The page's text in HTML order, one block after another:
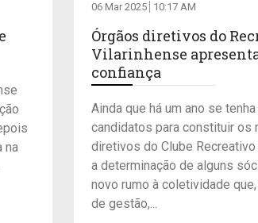
na
06 Mar 2025 10:17 AM
Órgãos diretivos do
Vilarinhense
confiança
Ainda que há um ano se
candidatos para constituir os
diretivos do Clube Recreativo
a determinação de alguns
novo rumo à coletividade
de gestão,...